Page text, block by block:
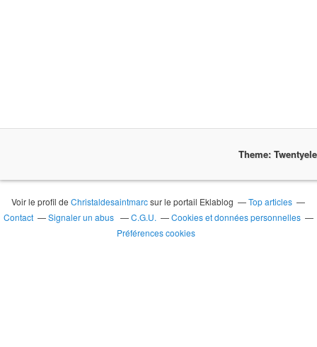
Theme:
Voir le profil deChristaldesaintmarcsur le portail Eklablog
Top articles
Contact
Signaler un abus C.G.U.
Cookies et données personnelles
Préférences cookies